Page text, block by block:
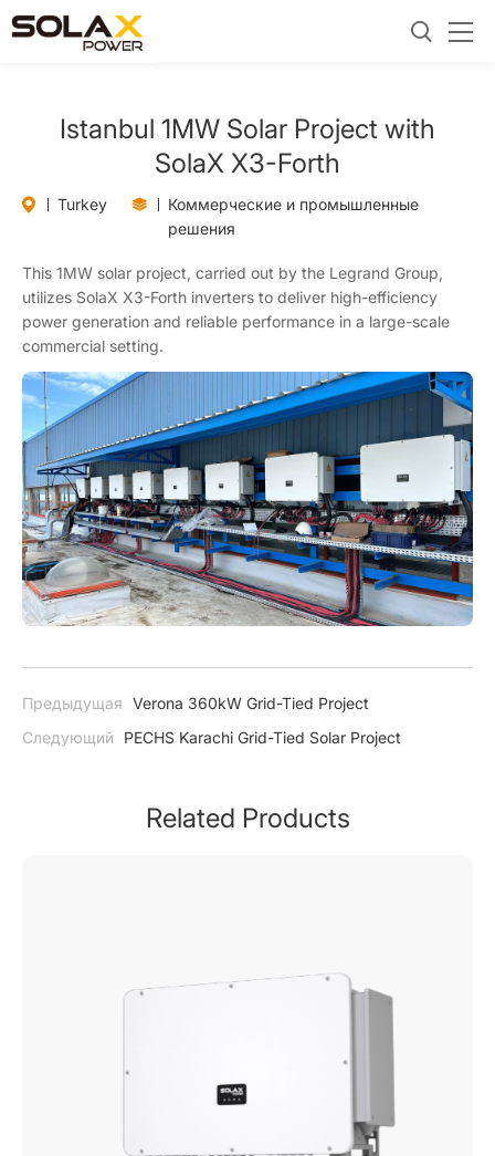
Istanbul 1MW Solar Project with
SolaX X3-Forth
Turkey
Коммерческие и промышленные
решения
This 1MW solar project, carried out by the Legrand Group,
utilizes SolaX X3-Forth inverters to deliver high-efficiency
power generation and reliable performance in a large-scale
commercial setting.
Предыдущая Verona 360kW Grid-Tied Project
Следующий
PECHS Karachi Grid-Tied Solar Project
Related Products